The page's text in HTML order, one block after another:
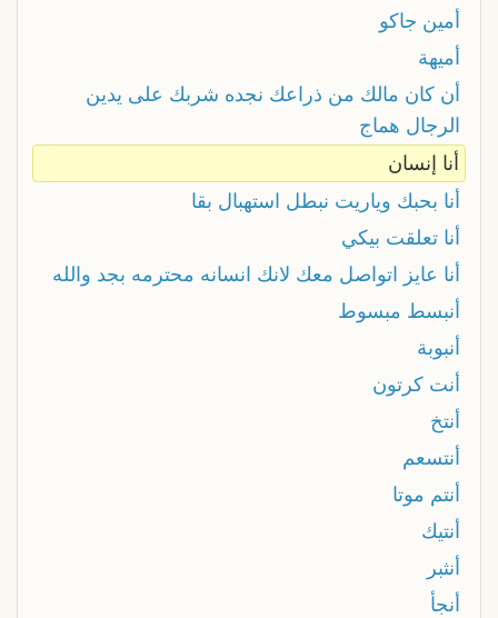
أمين جاكو
أميهة
أن كان مالك من ذراعك نجده شربك على يدين
الرجال هماج
أنا إنسان
أنا بحبك وياريت نبطل استهبال بقا
أنا تعلقت بيكي
أنا عايز اتواصل معك لانك انسانه محترمه بجد والله
أنبسط مبسوط
أنبوبة
أنت كرتون
أنتخ
أنتسعم
أنتم موتا
أنتيك
أنثبر
أنجأ